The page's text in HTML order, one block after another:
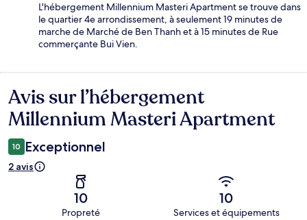
L'hébergement Millennium Masteri Apartment se trouve dans
le quartier 4e arrondissement, à seulement 19 minutes de
marche de Marché de Ben Thanh et à 15 minutes de Rue
commerçante Bui Vien.
Avis
Avis sur l’hébergement
Millennium Masteri Apartment
10 Exceptionnel
2 avis
10
Propreté
10
Services et équipements